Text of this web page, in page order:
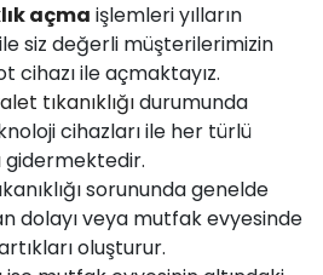
açma işlemleri yılların
siz değerli müşterilerimizin
cihazı ile açmaktayız.
tıkanıklığıdurumunda
cihazları ile her türlü
gidermektedir.
sorununda genelde
dolayı veya mutfak evyesinde
oluşturur.